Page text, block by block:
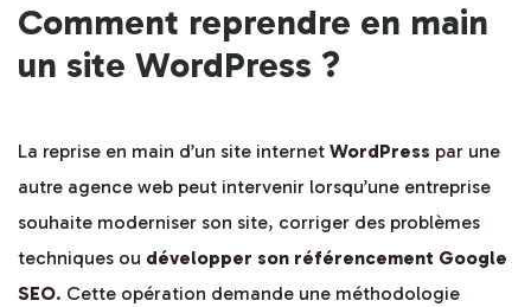
Comment reprendre en main
un site WordPress ?
La reprise en main d’un site internet WordPress par une
autre agence web peut intervenir lorsqu’une entreprise
souhaite moderniser son site, corriger des problèmes
techniques ou développer son référencement Google
SEO. Cette opération demande une méthodologie